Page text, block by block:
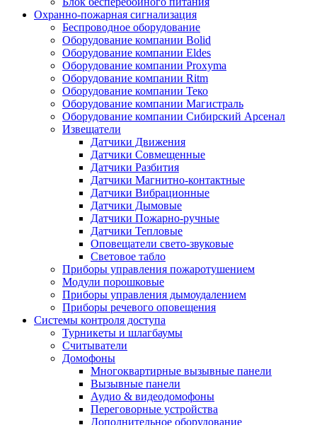
Охранно-пожарная сигнализация
Беспроводное оборудование
Оборудование компании Bolid
Оборудование компании Eldes
Оборудование компании Proxyma
Оборудование компании Ritm
Оборудование компании Теко
Оборудование компании Магистраль
Оборудование компании Сибирский Арсенал
Извещатели
Датчики Движения
Датчики Совмещенные
Датчики Разбития
Датчики Магнитно-контактные
Датчики Вибрационные
Датчики Дымовые
Датчики Пожарно-ручные
Датчики Тепловые
Оповещатели свето-звуковые
Световое табло
Приборы управления пожаротушением
Модули порошковые
Приборы управления дымоудалением
Приборы речевого оповещения
Системы контроля доступа
Турникеты и шлагбаумы
Cчитыватели
Домофоны
Многоквартирные вызывные панели
Вызывные панели
Аудио & видеодомофоны
Переговорные устройства
Дополнительное оборудование